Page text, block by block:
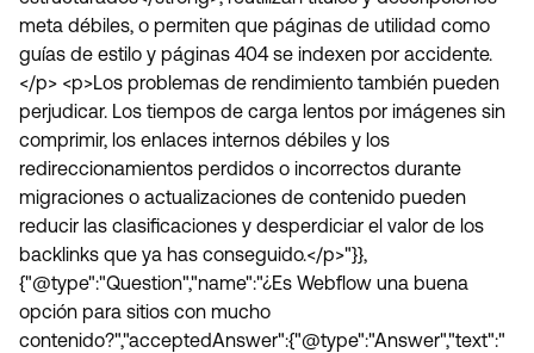
meta débiles, o permiten que páginas de utilidad como
guías de estilo y páginas 404 se indexen por accidente.
</p> <p>Los problemas de rendimiento también pueden
perjudicar. Los tiempos de carga lentos por imágenes sin
comprimir, los enlaces internos débiles y los
redireccionamientos perdidos o incorrectos durante
migraciones o actualizaciones de contenido pueden
reducir las clasificaciones y desperdiciar el valor de los
backlinks que ya has conseguido.</p>"}},
{"@type":"Question","name":"¿Es Webflow una buena
opción para sitios con mucho
contenido?","acceptedAnswer":{"@type":"Answer","text":"